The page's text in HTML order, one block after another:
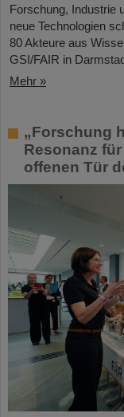
Forschung, Industrie
neue Technologien
80 Akteure aus
GSI/FAIR in
Mehr »
„Forschung
Resonanz für
offenen Tür